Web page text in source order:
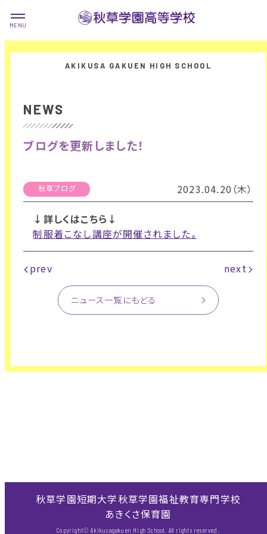
NEWS
ブログを更新しました！
秋草ブログ 2023.04.20（木）
↓詳しくはこちら↓
制服着こなし講座が開催されました。
prev next
ニュース一覧にもどる
秋草学園短期大学秋草学園福祉教育専門学校
あきくさ保育園
Copyright© Akikusagakuen High School. All rights reserved.